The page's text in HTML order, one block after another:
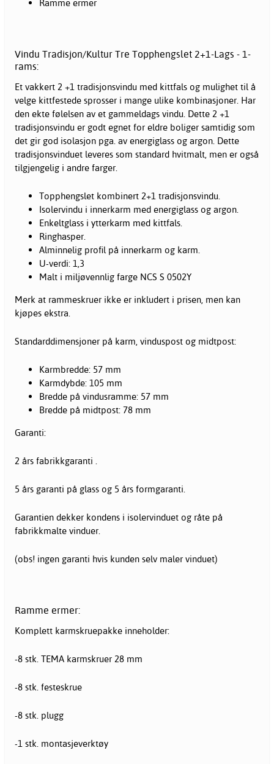
Ramme ermer
Vindu Tradisjon/Kultur Tre Topphengslet 2+1-Lags - 1-
rams:
Et vakkert 2 +1 tradisjonsvindu med kittfals og mulighet til å
velge kittfestede sprosser i mange ulike kombinasjoner. Har
den ekte følelsen av et gammeldags vindu. Dette 2 +1
tradisjonsvindu er godt egnet for eldre boliger samtidig som
det gir god isolasjon pga. av energiglass og argon. Dette
tradisjonsvinduet leveres som standard hvitmalt, men er også
tilgjengelig i andre farger.
Topphengslet kombinert 2+1 tradisjonsvindu.
Isolervindu i innerkarm med energiglass og argon.
Enkeltglass i ytterkarm med kittfals.
Ringhasper.
Alminnelig profil på innerkarm og karm.
U-verdi: 1,3
Malt i miljøvennlig farge NCS S 0502Y
Merk at rammeskruer ikke er inkludert i prisen, men kan
kjøpes ekstra.
Standarddimensjoner på karm, vinduspost og midtpost:
Karmbredde: 57 mm
Karmdybde: 105 mm
Bredde på vindusramme: 57 mm
Bredde på midtpost: 78 mm
Garanti:
2 års fabrikkgaranti .
5 års garanti på glass og 5 års formgaranti.
Garantien dekker kondens i isolervinduet og råte på
fabrikkmalte vinduer
(obs! ingen garanti hvis kunden selv maler vinduet)
Ramme ermer:
Komplett karmskruepakke inneholder:
-8 stk. TEMA karmskruer 28 mm
-8 stk. festeskrue
-8 stk. plugg
-1 stk. montasjeverktøy